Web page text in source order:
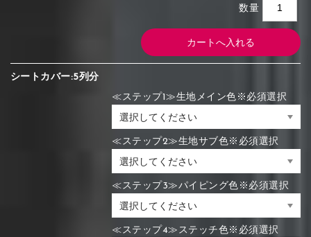
数量
シートカバー:5列分
≪ステップ1≫生地メイン色※必須選択
≪ステップ2≫生地サブ色※必須選択
≪ステップ3≫パイピング色※必須選択
≪ステップ4≫ステッチ色※必須選択